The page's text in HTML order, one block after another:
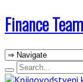
Finance Team